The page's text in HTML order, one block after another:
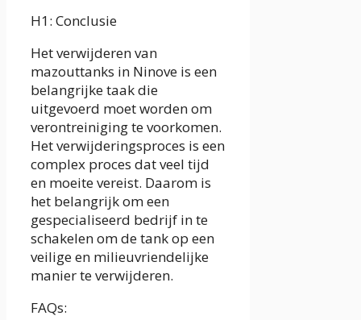
H1: Conclusie
Het verwijderen van
mazouttanks in Ninove is een
belangrijke taak die
uitgevoerd moet worden om
verontreiniging te voorkomen.
Het verwijderingsproces is een
complex proces dat veel tijd
en moeite vereist. Daarom is
het belangrijk om een
gespecialiseerd bedrijf in te
schakelen om de tank op een
veilige en milieuvriendelijke
manier te verwijderen.
FAQs: